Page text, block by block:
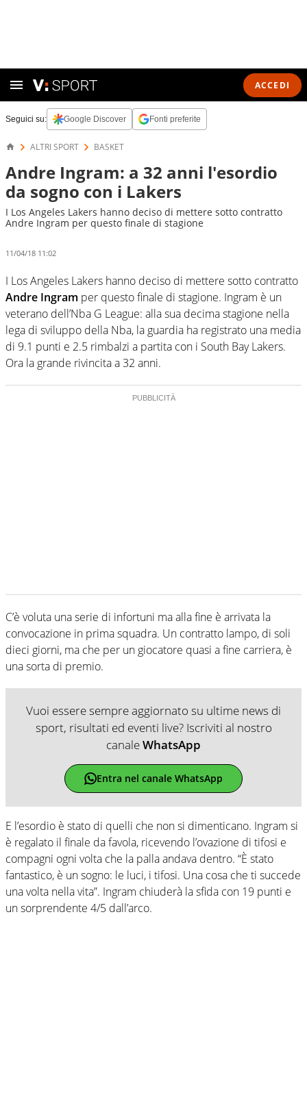
ACCEDI
Seguici su: Google Discover Fonti preferite
ALTRI SPORT BASKET
Andre Ingram: a 32 anni l'esordio
da sogno con i Lakers
I Los Angeles Lakers hanno deciso di mettere sotto contratto
Andre Ingram per questo finale di stagione
11/04/18 11:02
I Los Angeles Lakers hanno deciso di mettere sotto contratto
Andre Ingram per questo finale di stagione. Ingram è un
veterano dell’Nba G League: alla sua decima stagione nella
lega di sviluppo della Nba, la guardia ha registrato una media
di 9.1 punti e 2.5 rimbalzi a partita con i South Bay Lakers.
Ora la grande rivincita a 32 anni.
C’è voluta una serie di infortuni ma alla fine è arrivata la
convocazione in prima squadra. Un contratto lampo, di soli
dieci giorni, ma che per un giocatore quasi a fine carriera, è
una sorta di premio.
Vuoi essere sempre aggiornato su ultime news di
sport, risultati ed eventi live? Iscriviti al nostro
canaleWhatsApp
Entra nel canale WhatsApp
E l’esordio è stato di quelli che non si dimenticano. Ingram si
è regalato il finale da favola, ricevendo l’ovazione di tifosi e
compagni ogni volta che la palla andava dentro. “È stato
fantastico, è un sogno: le luci, i tifosi. Una cosa che ti succede
una volta nella vita”. Ingram chiuderà la sfida con 19 punti e
un sorprendente 4/5 dall’arco.